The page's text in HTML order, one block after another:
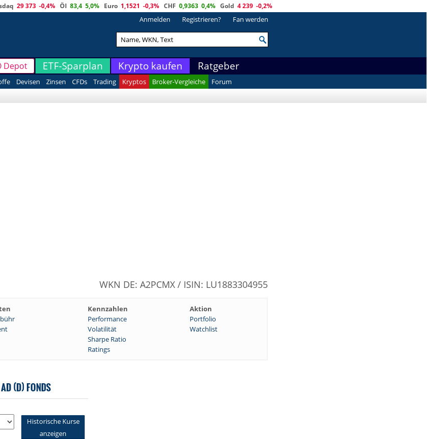
29 373 -0,4% Öl 83,4 5,0% Euro 1,1521 -0,3% CHF 0,9363 0,4% Gold 4 239 -0,2%
Anmelden Registrieren? Fan werden
Depot ETF-Sparplan Krypto kaufen Ratgeber
Devisen Zinsen CFDs Trading Kryptos Broker-Vergleiche
Forum
WKN DE: A2PCMX / ISIN: LU1883304955
Kennzahlen
Aktion
Performance
Portfolio
Volatilität
Watchlist
Sharpe Ratio
Ratings
(D) FONDS
Historische Kurse
anzeigen